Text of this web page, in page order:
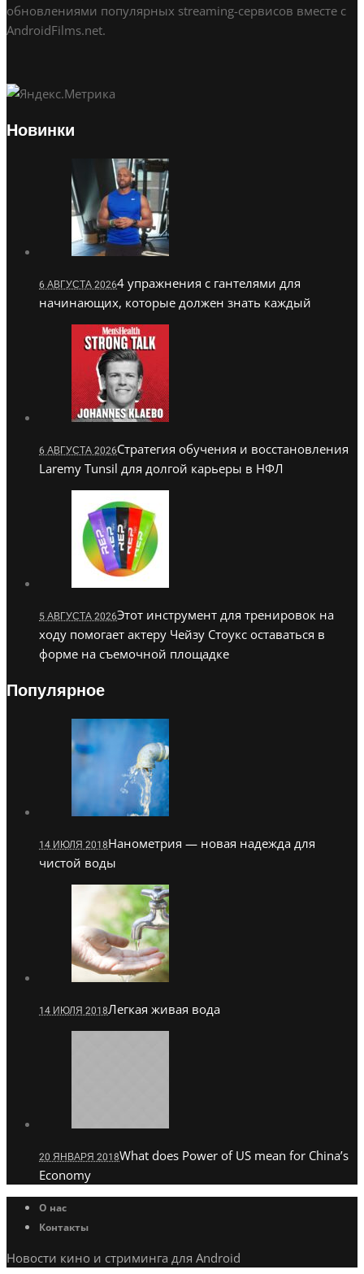
обновлениями популярных streaming-сервисов вместе с
AndroidFilms.net.
Новинки
6 АВГУСТА 20264 упражнения с гантелями для
начинающих, которые должен знать каждый
6 АВГУСТА 2026Стратегия обучения и восстановления
Laremy Tunsil для долгой карьеры в НФЛ
5 АВГУСТА 2026Этот инструмент для тренировок на
ходу помогает актеру Чейзу Стоукс оставаться в
форме на съемочной площадке
Популярное
14 ИЮЛЯ 2018Нанометрия — новая надежда для
чистой воды
14 ИЮЛЯ 2018Легкая живая вода
20 ЯНВАРЯ 2018What does Power of US mean for China’s
Economy
О нас
Контакты
Новости кино и стриминга для Android